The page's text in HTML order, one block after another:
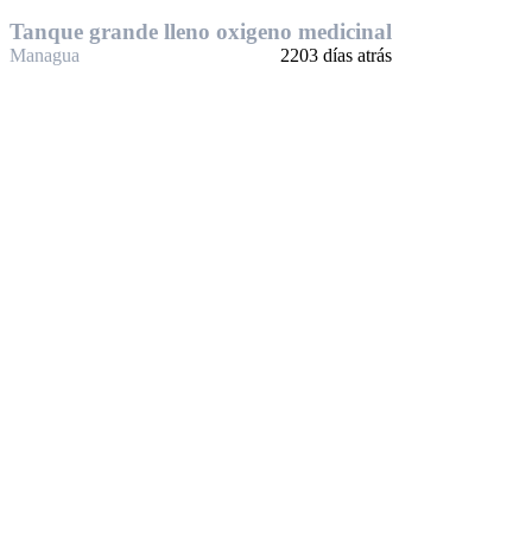
Tanque grande lleno oxigeno medicinal
Managua 2203 días atrás